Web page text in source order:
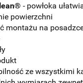
- powłoka
powierzchni
montażu na
ze wszystkimi